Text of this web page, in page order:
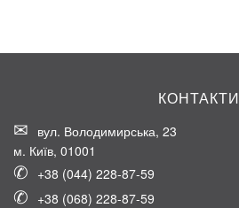
КОНТАКТИ
вул. Володимирська, 23
м. Київ, 01001
+38 (044) 228-87-59
+38 (068) 228-87-59